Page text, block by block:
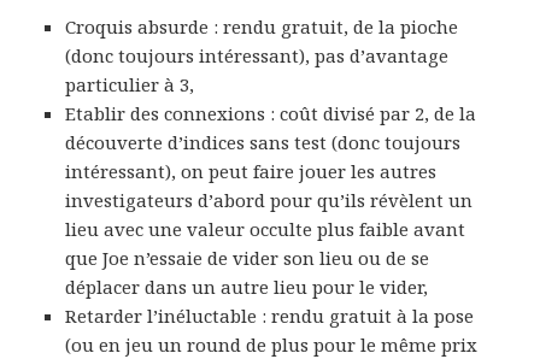
Croquis absurde : rendu gratuit, de la pioche
(donc toujours intéressant), pas d’avantage
particulier à 3,
Etablir des connexions : coût divisé par 2, de la
découverte d’indices sans test (donc toujours
intéressant), on peut faire jouer les autres
investigateurs d’abord pour qu’ils révèlent un
lieu avec une valeur occulte plus faible avant
que Joe n’essaie de vider son lieu ou de se
déplacer dans un autre lieu pour le vider,
Retarder l’inéluctable : rendu gratuit à la pose
(ou en jeu un round de plus pour le même prix